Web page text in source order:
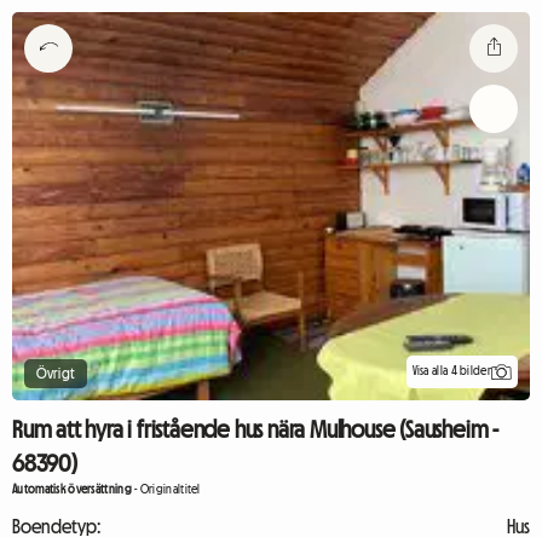
Övrigt Visa alla 4 bilder
Rum att hyra i fristående hus nära Mulhouse (Sausheim -
68390)
Automatisk översättning-Originaltitel
Boendetyp:
Hus